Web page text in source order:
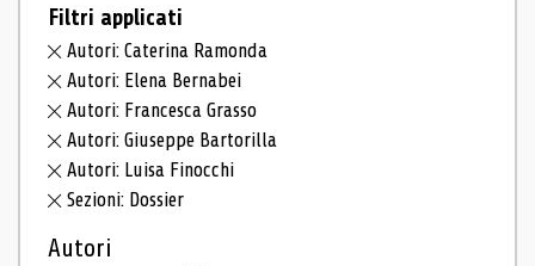
Filtri applicati
Autori: Caterina Ramonda
Autori: Elena Bernabei
Autori: Francesca Grasso
Autori: Giuseppe Bartorilla
Autori: Luisa Finocchi
Sezioni: Dossier
Autori